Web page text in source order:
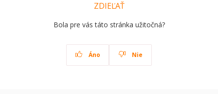
ZDIEĽAŤ
Bola pre vás táto stránka užitočná?
Áno Nie